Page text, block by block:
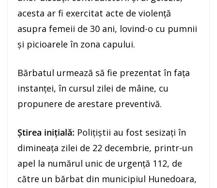
acesta ar fi exercitat acte de violență
asupra femeii de 30 ani, lovind-o cu pumnii
și picioarele în zona capului.
Bărbatul urmează să fie prezentat în fața
instanței, în cursul zilei de mâine, cu
propunere de arestare preventivă.
Știrea inițială: Polițiștii au fost sesizați în
dimineața zilei de 22 decembrie, printr-un
apel la numărul unic de urgență 112, de
către un bărbat din municipiul Hunedoara,